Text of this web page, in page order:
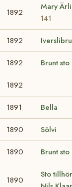
1892
Mary
141
1892
1892 Brunt sto
1892
1891 Bella
1890 Sölvi
1890 Brunt sto
1890
Sto